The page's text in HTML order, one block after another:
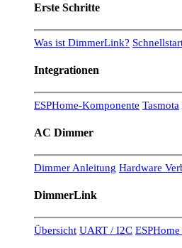
Erste Schritte
Was ist DimmerLink?
Integrationen
ESPHome-Komponente Tasmota
AC Dimmer
Dimmer Anleitung Hardware
DimmerLink
Übersicht UART / I2C